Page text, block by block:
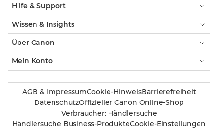
Hilfe & Support
Wissen & Insights
Über Canon
Mein Konto
AGB & ImpressumCookie-HinweisBarrierefreiheit
DatenschutzOffizieller Canon Online-Shop
Verbraucher: Händlersuche
Händlersuche Business-ProdukteCookie-Einstellungen